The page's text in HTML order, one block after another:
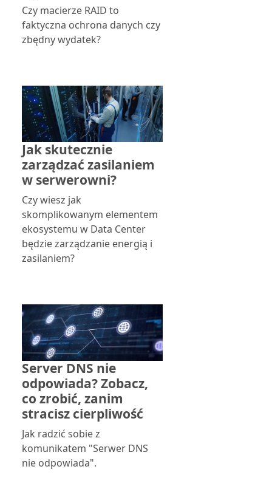
Czy macierze RAID to
faktyczna ochrona danych czy
zbędny wydatek?
Jak skutecznie
zarządzać zasilaniem
w serwerowni?
Czy wiesz jak
skomplikowanym elementem
ekosystemu w Data Center
będzie zarządzanie energią i
zasilaniem?
Server DNS nie
odpowiada? Zobacz,
co zrobić, zanim
stracisz cierpliwość
Jak radzić sobie z
komunikatem "Serwer DNS
nie odpowiada".